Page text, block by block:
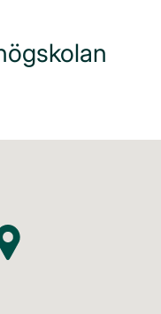
hos
vid frågor om